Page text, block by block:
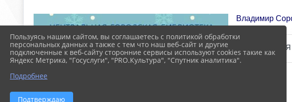
Владимир
Тест "99
Пользуясь нашим сайтом, вы соглашаетесь с политикой обработки
персональных данных а также с тем что наш веб-сайт и другие
подключенные к веб-сайту сторонние сервисы используют cookies такие как
Яндекс Метрика, "Госуслуги", "PRO.Культура", "Спутник аналитика".
Подробнее
Подтверждаю